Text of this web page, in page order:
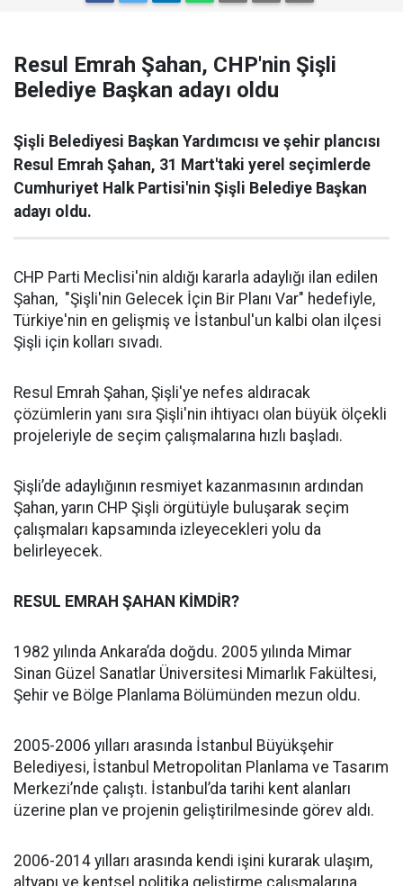
Resul Emrah Şahan, CHP'nin Şişli
Belediye Başkan adayı oldu
Şişli Belediyesi Başkan Yardımcısı ve şehir plancısı
Resul Emrah Şahan, 31 Mart'taki yerel seçimlerde
Cumhuriyet Halk Partisi'nin Şişli Belediye Başkan
adayı oldu.
CHP Parti Meclisi'nin aldığı kararla adaylığı ilan edilen
Şahan, "Şişli'nin Gelecek İçin Bir Planı Var" hedefiyle,
Türkiye'nin en gelişmiş ve İstanbul'un kalbi olan ilçesi
Şişli için kolları sıvadı.
Resul Emrah Şahan, Şişli'ye nefes aldıracak
çözümlerin yanı sıra Şişli'nin ihtiyacı olan büyük ölçekli
projeleriyle de seçim çalışmalarına hızlı başladı.
Şişli’de adaylığının resmiyet kazanmasının ardından
Şahan, yarın CHP Şişli örgütüyle buluşarak seçim
çalışmaları kapsamında izleyecekleri yolu da
belirleyecek.
RESUL EMRAH ŞAHAN KİMDİR?
1982 yılında Ankara’da doğdu. 2005 yılında Mimar
Sinan Güzel Sanatlar Üniversitesi Mimarlık Fakültesi,
Şehir ve Bölge Planlama Bölümünden mezun oldu.
2005-2006 yılları arasında İstanbul Büyükşehir
Belediyesi, İstanbul Metropolitan Planlama ve Tasarım
Merkezi’nde çalıştı. İstanbul’da tarihi kent alanları
üzerine plan ve projenin geliştirilmesinde görev aldı.
2006-2014 yılları arasında kendi işini kurarak ulaşım,
altyapı ve kentsel politika geliştirme çalışmalarına